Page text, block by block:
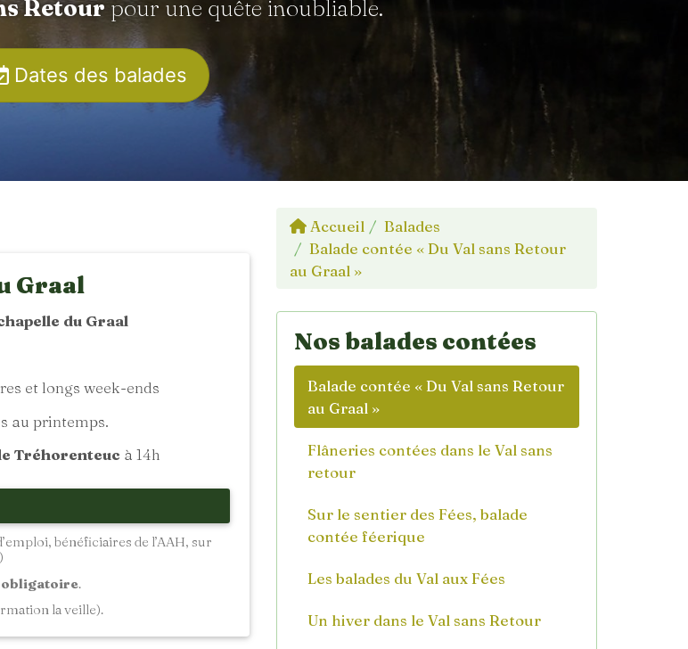
Retour pour une quête inoubliable.
Dates des balades
Graal
du Graal
et longs week-ends
au printemps.
Tréhorenteuc à 14h
bénéficiaires de l’AAH, sur
.
la veille).
Accueil
Balades
Balade contée « Du Val sans Retour
au Graal »
Nos balades contées
Balade contée « Du Val sans Retour
au Graal »
Flâneries contées dans le Val sans
retour
Sur le sentier des Fées, balade
contée féerique
Les balades du Val aux Fées
Un hiver dans le Val sans Retour